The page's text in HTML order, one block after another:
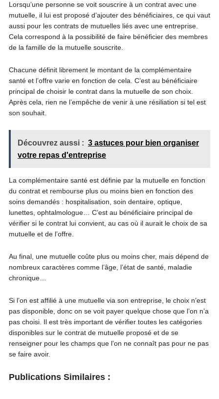
Lorsqu’une personne se voit souscrire à un contrat avec une
mutuelle, il lui est proposé d’ajouter des bénéficiaires, ce qui vaut
aussi pour les contrats de mutuelles liés avec une entreprise.
Cela correspond à la possibilité de faire bénéficier des membres
de la famille de la mutuelle souscrite.
Chacune définit librement le montant de la complémentaire
santé et l’offre varie en fonction de cela. C’est au bénéficiaire
principal de choisir le contrat dans la mutuelle de son choix.
Après cela, rien ne l’empêche de venir à une résiliation si tel est
son souhait.
Découvrez aussi : 3 astuces pour bien organiser
votre repas d'entreprise
La complémentaire santé est définie par la mutuelle en fonction
du contrat et rembourse plus ou moins bien en fonction des
soins demandés : hospitalisation, soin dentaire, optique,
lunettes, ophtalmologue… C’est au bénéficiaire principal de
vérifier si le contrat lui convient, au cas où il aurait le choix de sa
mutuelle et de l’offre.
Au final, une mutuelle coûte plus ou moins cher, mais dépend de
nombreux caractères comme l’âge, l’état de santé, maladie
chronique…
Si l’on est affilié à une mutuelle via son entreprise, le choix n’est
pas disponible, donc on se voit payer quelque chose que l’on n’a
pas choisi. Il est très important de vérifier toutes les catégories
disponibles sur le contrat de mutuelle proposé et de se
renseigner pour les champs que l’on ne connaît pas pour ne pas
se faire avoir.
Publications Similaires :